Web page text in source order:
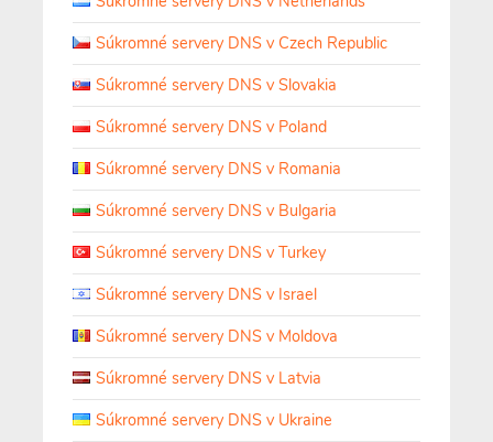
Súkromné servery DNS v Czech Republic
Súkromné servery DNS v Slovakia
Súkromné servery DNS v Poland
Súkromné servery DNS v Romania
Súkromné servery DNS v Bulgaria
Súkromné servery DNS v Turkey
Súkromné servery DNS v Israel
Súkromné servery DNS v Moldova
Súkromné servery DNS v Latvia
Súkromné servery DNS v Ukraine